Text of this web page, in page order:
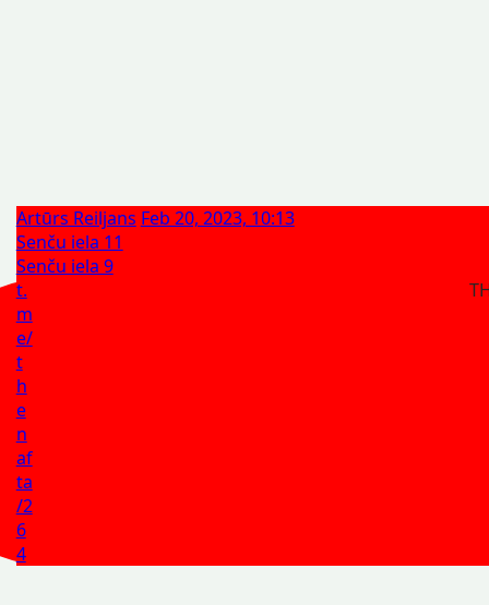
Artūrs Reiljans Feb 20, 2023, 10:13
Senču iela 11
Senču iela 9
t.
m
e/
t
h
e
n
af
ta
/2
6
4